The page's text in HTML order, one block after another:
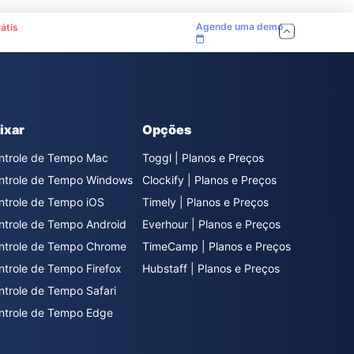
Agende uma demo
de Tempo Mac
de Tempo Windows
de Tempo iOS
de Tempo Android
de Tempo Chrome
de Tempo Firefox
de Tempo Safari
de Tempo Edge
Opções
Toggl | Planos e Preços
Clockify | Planos e Preços
Timely | Planos e Preços
Everhour | Planos e Preços
TimeCamp | Planos e Preços
Hubstaff | Planos e Preços